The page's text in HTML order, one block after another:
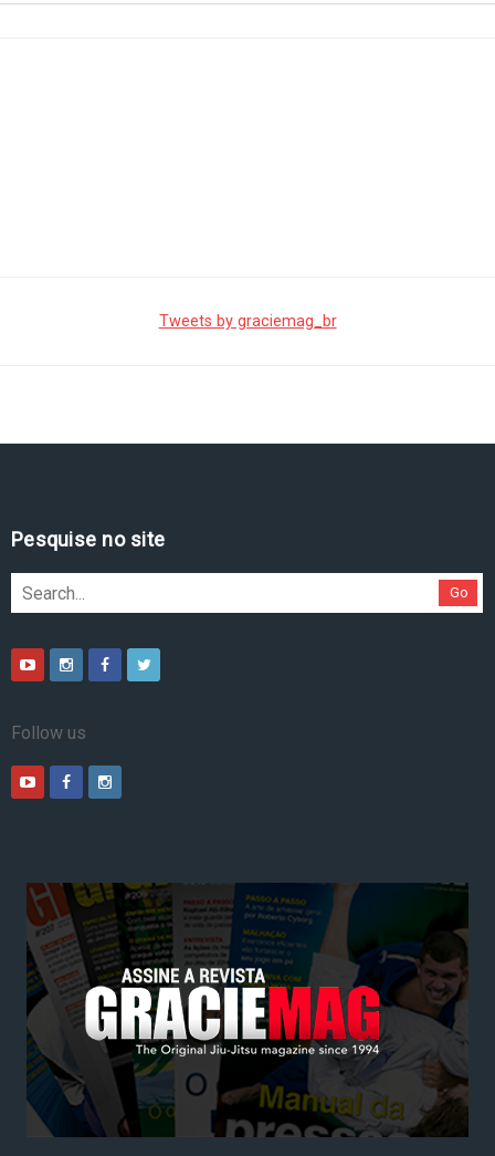
Tweets by graciemag_br
Pesquise no site
Go
Follow us